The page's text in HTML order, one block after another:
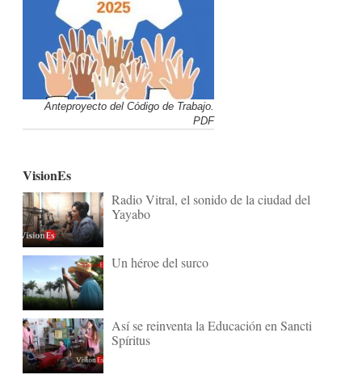
Anteproyecto del Código de Trabajo.
PDF
VisionEs
Radio Vitral, el sonido de la ciudad del
Yayabo
Un héroe del surco
Así se reinventa la Educación en Sancti
Spíritus